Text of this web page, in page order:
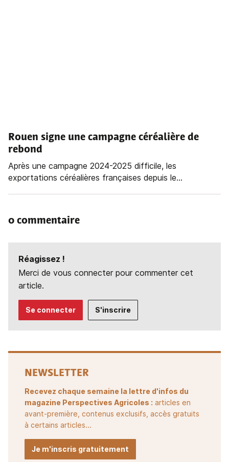
Rouen signe une campagne céréalière de
rebond
Après une campagne 2024-2025 difficile, les
exportations céréalières françaises depuis le...
0 commentaire
Réagissez !
Merci de vous connecter pour commenter cet
article.
Se connecter S'inscrire
NEWSLETTER
Recevez chaque semaine la lettre d'infos du
magazine Perspectives Agricoles : articles en
avant-première, contenus exclusifs, accès gratuits
à certains articles...
Je m'inscris gratuitement